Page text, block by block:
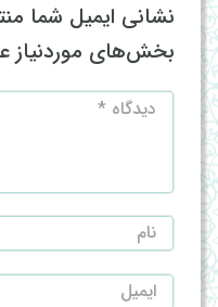
نشانی ایمیل شما
بخش‌های موردنیاز